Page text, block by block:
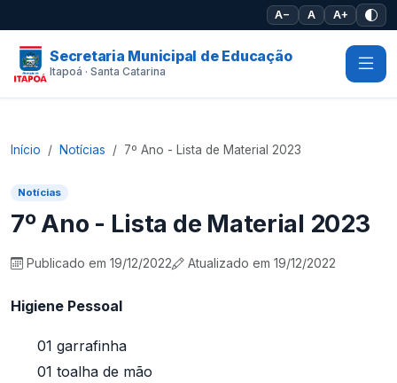
A− A A+
Secretaria Municipal de Educação
Itapoá · Santa Catarina
Início Notícias 7º Ano - Lista de Material 2023
Notícias
7º Ano - Lista de Material 2023
Publicado em 19/12/2022 Atualizado em 19/12/2022
Higiene Pessoal
01 garrafinha
01 toalha de mão